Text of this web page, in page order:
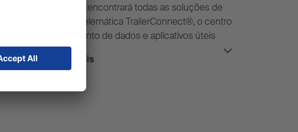
Cargobull você encontrará todas as soluções de
serviços para telemática TrailerConnect®, o centro
de gerenciamento de dados e aplicativos úteis
para motoristas e despachantes.
Saber mais